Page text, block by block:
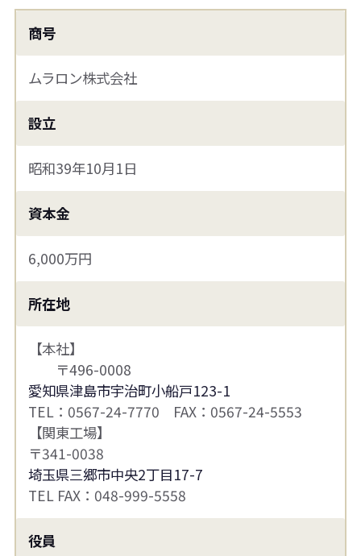
商号
ムラロン株式会社
設立
昭和39年10月1日
資本金
6,000万円
所在地
【本社】
〒496-0008
愛知県津島市宇治町小船戸123-1
TEL：0567-24-7770 FAX：0567-24-5553
【関東工場】
〒341-0038
埼玉県三郷市中央2丁目17-7
TEL FAX：048-999-5558
役員